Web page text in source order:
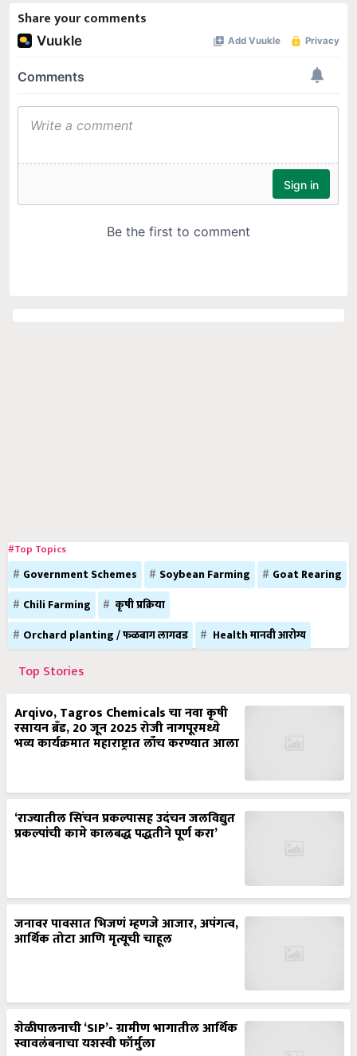
Share your comments
#Top Topics
Government Schemes Soybean Farming
Goat Rearing
Chili Farming
कृषी प्रक्रिया
Orchard planting / फळबाग लागवड
Health मानवी आरोग्य
Top Stories
Arqivo, Tagros Chemicals चा नवा कृषी
रसायन ब्रँड, 20 जून 2025 रोजी नागपूरमध्ये
भव्य कार्यक्रमात महाराष्ट्रात लाँच करण्यात आला
‘राज्यातील सिंचन प्रकल्पासह उदंचन जलविद्युत
प्रकल्पांची कामे कालबद्ध पद्धतीने पूर्ण करा’
जनावर पावसात भिजणं म्हणजे आजार, अपंगत्व,
आर्थिक तोटा आणि मृत्यूची चाहूल
शेळीपालनाची ‘SIP’- ग्रामीण भागातील आर्थिक
स्वावलंबनाचा यशस्वी फॉर्मुला